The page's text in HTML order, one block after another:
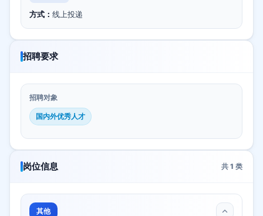
方式： 线上投递
招聘要求
招聘对象
国内外优秀人才
岗位信息 共 1 类
其他